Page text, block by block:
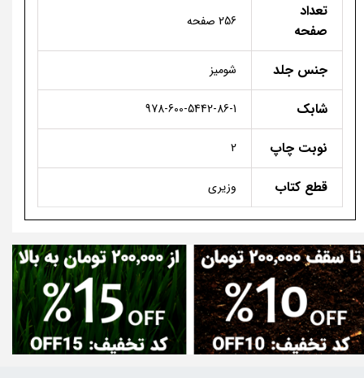
تعداد
صفحه
256 صفحه
جنس جلد شومیز
شابک 978-600-5442-86-1
نوبت چاپ 2
قطع کتاب وزیری